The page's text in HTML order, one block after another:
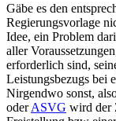
Gäbe es den
Regierungsvorlage
Idee, ein Problem
aller
erforderlich sind,
Leistungsbezugs bei
Nirgendwo sonst,
oderASVG wird der